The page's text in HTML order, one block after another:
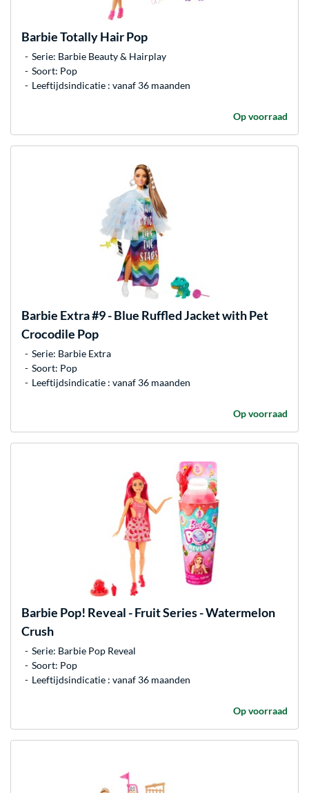
BarbieTotally Hair Pop
Serie: Barbie Beauty & Hairplay
Soort: Pop
Leeftijdsindicatie : vanaf 36 maanden
Op voorraad
Barbie Extra #9 - Blue Ruffled Jacket with Pet
Crocodile Pop
Serie: Barbie Extra
Soort: Pop
Leeftijdsindicatie : vanaf 36 maanden
Op voorraad
Barbie Pop! Reveal - Fruit Series - Watermelon
Crush
Serie: Barbie Pop Reveal
Soort: Pop
Leeftijdsindicatie : vanaf 36 maanden
Op voorraad